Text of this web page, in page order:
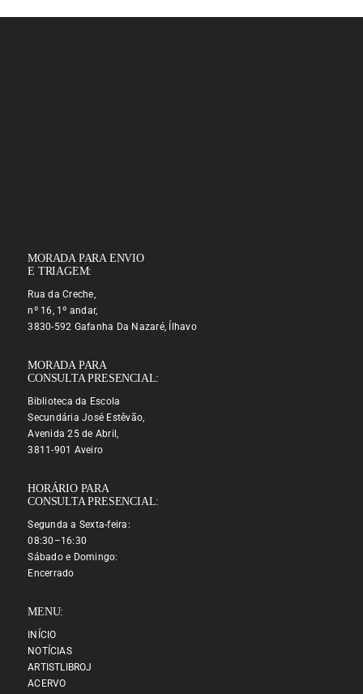
MORADA PARA ENVIO
E TRIAGEM:
Rua da Creche,
nº 16, 1º andar,
3830-592 Gafanha Da Nazaré, Ílhavo
MORADA PARA
CONSULTA PRESENCIAL:
Biblioteca da Escola
Secundária José Estêvão,
Avenida 25 de Abril,
3811-901 Aveiro
HORÁRIO PARA
CONSULTA PRESENCIAL:
Segunda a Sexta-feira:
08:30–16:30
Sábado e Domingo:
Encerrado
MENU:
INÍCIO
NOTÍCIAS
ARTISTLIBROJ
ACERVO